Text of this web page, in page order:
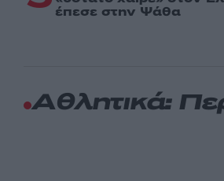
έπεσε στην Ψάθα
Αθλητικά: